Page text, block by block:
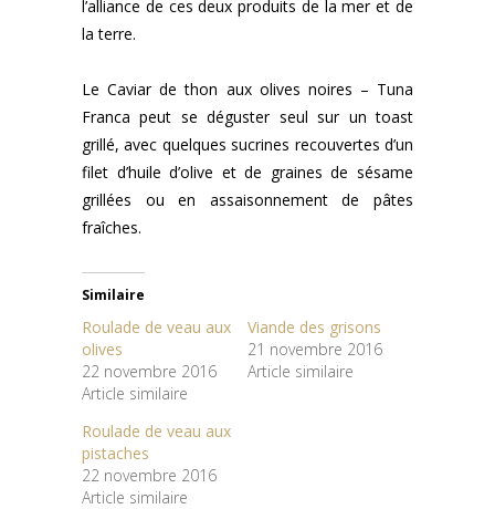
l’alliance de ces deux produits de la mer et de
la terre.
Le Caviar de thon aux olives noires – Tuna
Franca peut se déguster seul sur un toast
grillé, avec quelques sucrines recouvertes d’un
filet d’huile d’olive et de graines de sésame
grillées ou en assaisonnement de pâtes
fraîches.
Similaire
Roulade de veau aux
olives
22 novembre 2016
Article similaire
Viande des grisons
21 novembre 2016
Article similaire
Roulade de veau aux
pistaches
22 novembre 2016
Article similaire